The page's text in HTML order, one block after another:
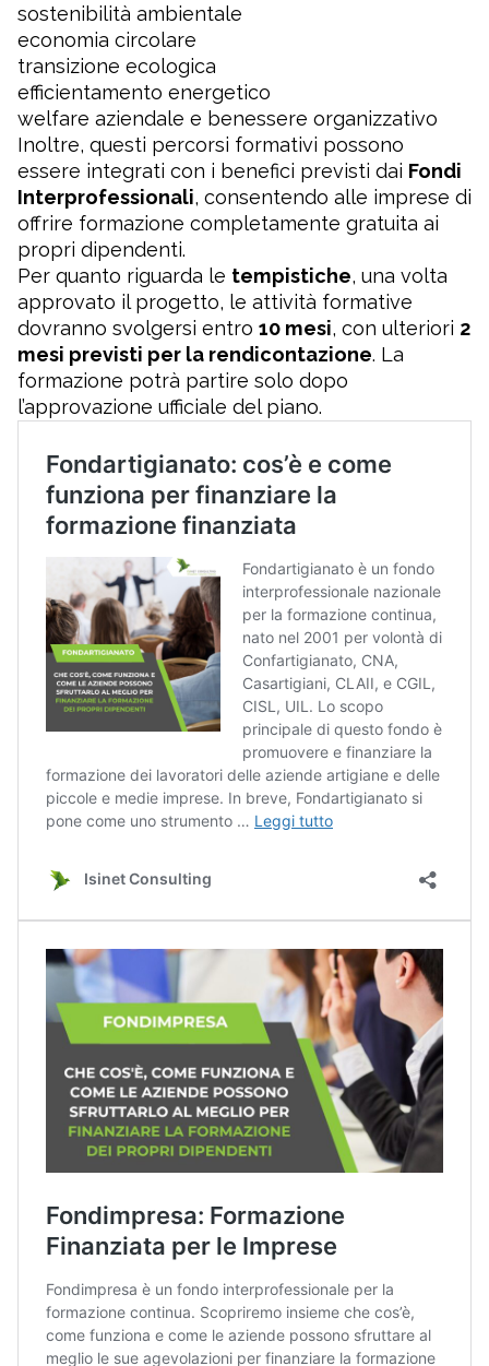
sostenibilità ambientale
economia circolare
transizione ecologica
efficientamento energetico
welfare aziendale e benessere organizzativo
Inoltre, questi percorsi formativi possono
essere integrati con i benefici previsti dai Fondi
Interprofessionali, consentendo alle imprese di
offrire formazione completamente gratuita ai
propri dipendenti.
Per quanto riguarda le tempistiche, una volta
approvato il progetto, le attività formative
dovranno svolgersi entro 10 mesi, con ulteriori 2
mesi previsti per la rendicontazione. La
formazione potrà partire solo dopo
l’approvazione ufficiale del piano.